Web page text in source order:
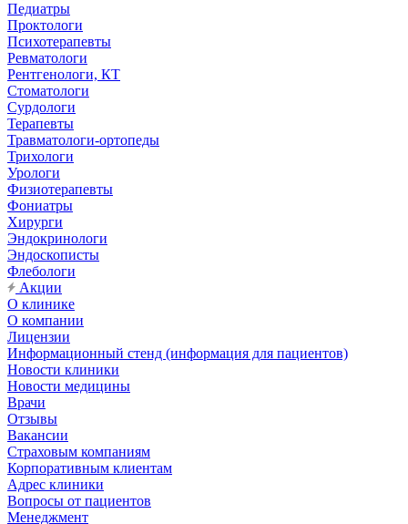
Педиатры
Проктологи
Психотерапевты
Ревматологи
Рентгенологи, КТ
Стоматологи
Сурдологи
Терапевты
Травматологи-ортопеды
Трихологи
Урологи
Физиотерапевты
Фониатры
Хирурги
Эндокринологи
Эндоскописты
Флебологи
Акции
О клинике
О компании
Лицензии
Информационный стенд (информация для пациентов)
Новости клиники
Новости медицины
Врачи
Отзывы
Вакансии
Страховым компаниям
Корпоративным клиентам
Адрес клиники
Вопросы от пациентов
Менеджмент